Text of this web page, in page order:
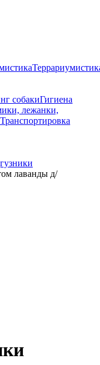
собакиГигиена
лежанки,
Транспортировка
лаванды д/